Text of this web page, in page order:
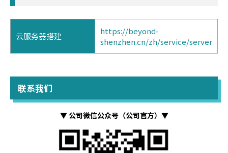
云服务器搭建
https://beyond-
shenzhen.cn/zh/service/server
联系我们
▼ 公司微信公众号（公司官方）▼